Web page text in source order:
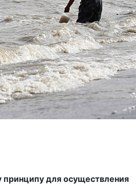
принципу для осуществления